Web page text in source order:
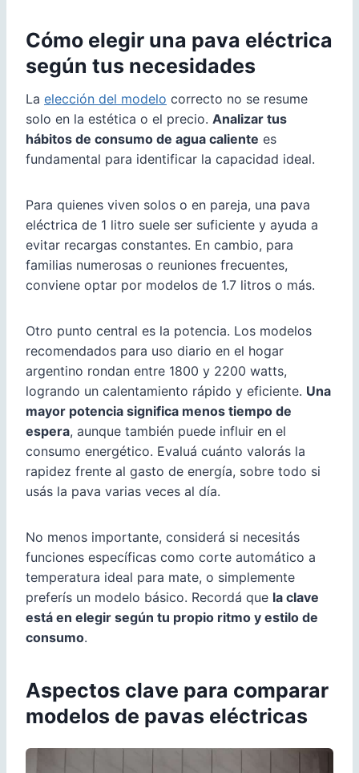
Cómo elegir una pava eléctrica
según tus necesidades
La elección del modelo correcto no se resume
solo en la estética o el precio. Analizar tus
hábitos de consumo de agua caliente es
fundamental para identificar la capacidad ideal.
Para quienes viven solos o en pareja, una pava
eléctrica de 1 litro suele ser suficiente y ayuda a
evitar recargas constantes. En cambio, para
familias numerosas o reuniones frecuentes,
conviene optar por modelos de 1.7 litros o más.
Otro punto central es la potencia. Los modelos
recomendados para uso diario en el hogar
argentino rondan entre 1800 y 2200 watts,
logrando un calentamiento rápido y eficiente. Una
mayor potencia significa menos tiempo de
espera, aunque también puede influir en el
consumo energético. Evaluá cuánto valorás la
rapidez frente al gasto de energía, sobre todo si
usás la pava varias veces al día.
No menos importante, considerá si necesitás
funciones específicas como corte automático a
temperatura ideal para mate, o simplemente
preferís un modelo básico. Recordá que la clave
está en elegir según tu propio ritmo y estilo de
consumo.
Aspectos clave para comparar
modelos de pavas eléctricas